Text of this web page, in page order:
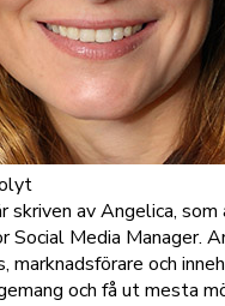
skriven av Angelica, som
Social Media Manager.
marknadsförare och
och få ut mesta